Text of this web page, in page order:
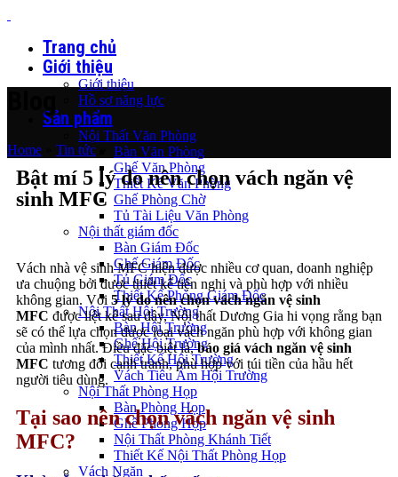
Trang chủ
Giới thiệu
Giới thiệu
Hồ sơ năng lực
Sản phẩm
Nội Thất Văn Phòng
Bàn Văn Phòng
Ghế Văn Phòng
Thiết Kế Văn Phòng
Ghế Phòng Chờ
Tủ Tài Liệu Văn Phòng
Nội thất giám đốc
Bàn Giám Đốc
Ghế Giám Đốc
Tủ Giám Đốc
Thiết Kế Phòng Giám Đốc
Nội Thất Hội Trường
Bàn Hội Trường
Ghế Hội Trường
Thiết Kế Hội Trường
Vách Tiêu Âm Hội Trường
Nội Thất Phòng Họp
Bàn Phòng Họp
Ghế Phòng Họp
Nội Thất Phòng Khánh Tiết
Thiết Kế Nội Thất Phòng Họp
Vách Ngăn
Blog
Home Tin tức
Bật mí 5 lý do nên chọn vách ngăn vệ
sinh MFC
Vách nhà vệ sinh MFC hiện được nhiều cơ quan, doanh nghiệp
ưa chuộng bởi được thiết kế tiện nghi và phù hợp với nhiều
không gian. Với 5 lý do nên chọn vách ngăn vệ sinh
MFC được liệt kê sau đây, Nội thất Dương Gia hi vọng rằng bạn
sẽ có thể lựa chọn được loại vách ngăn phù hợp với không gian
của mình nhất. Điều đặc biệt là,báo giá vách ngăn vệ sinh
MFC tương đối cạnh tranh, phù hợp với túi tiền của hầu hết
người tiêu dùng.
Tại sao nên chọn vách ngăn vệ sinh
MFC?